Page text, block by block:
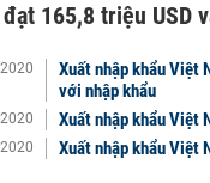
165,8 triệu USD
Xuất nhập khẩu Việt
với nhập khẩu
Xuất nhập khẩu Việt
Xuất nhập khẩu Việt